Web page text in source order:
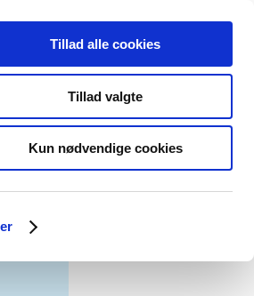
Tillad alle cookies
Tillad valgte
Kun nødvendige cookies